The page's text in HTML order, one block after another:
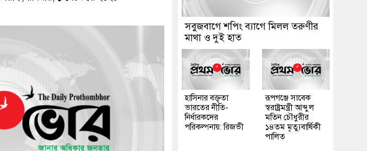
সবুজবাগে শপিং ব্যাগে মিলল তরুণীর
মাথা ও দুই হাত
হাসিনার বক্তৃতা
ভারতের নীতি-
নির্ধারকদের
পরিকল্পনায়: রিজভী
রূপগঞ্জে সাবেক
স্বরাষ্ট্রমন্ত্রী আব্দুল
মতিন চৌধুরীর
১৪তম মৃত্যুবার্ষিকী
পালিত